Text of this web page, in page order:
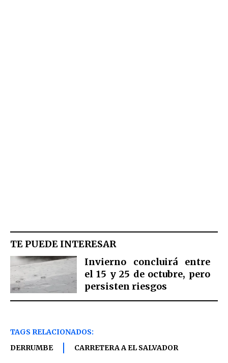
TE PUEDE INTERESAR
Invierno concluirá entre
el 15 y 25 de octubre, pero
persisten riesgos
TAGS RELACIONADOS:
DERRUMBE
CARRETERA A EL SALVADOR